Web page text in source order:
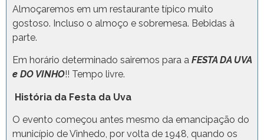
Almoçaremos em um restaurante típico muito
gostoso. Incluso o almoço e sobremesa. Bebidas à
parte.
Em horário determinado sairemos para a FESTA DA UVA
e DO VINHO!! Tempo livre.
História da Festa da Uva
O evento começou antes mesmo da emancipação do
município de Vinhedo, por volta de 1948, quando os